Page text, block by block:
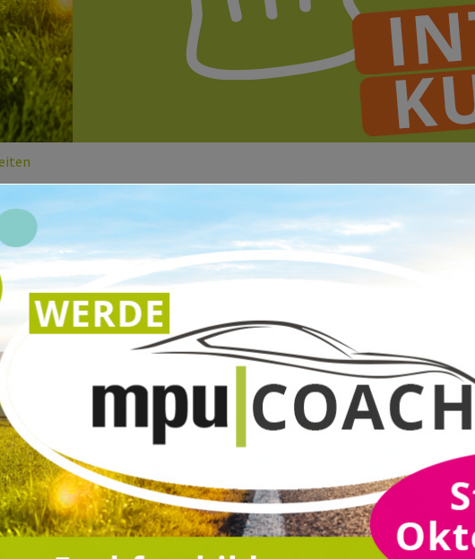
LEARNING INTENSIVKURS
Plattform Worum und was lernt ihr in diesem Kurs?…